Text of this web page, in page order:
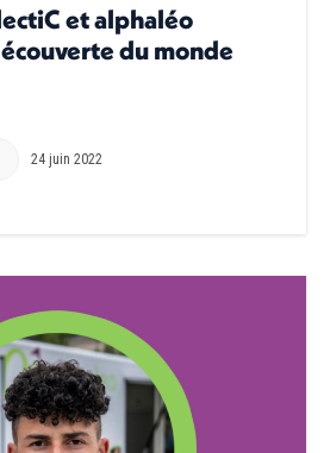
et alphaléo
du monde
24 juin 2022